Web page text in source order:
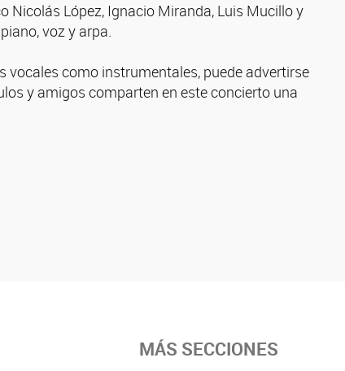
Nicolás López, Ignacio Miranda, Luis Mucillo y
voz y arpa.
vocales como instrumentales, puede advertirse
y amigos comparten en este concierto una
MÁS SECCIONES